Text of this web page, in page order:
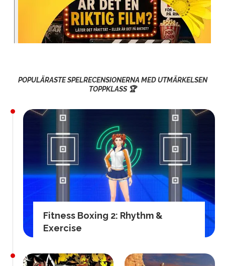
POPULÄRASTE SPELRECENSIONERNA MED UTMÄRKELSEN
TOPPKLASS 🏆
Fitness Boxing 2: Rhythm &
Exercise